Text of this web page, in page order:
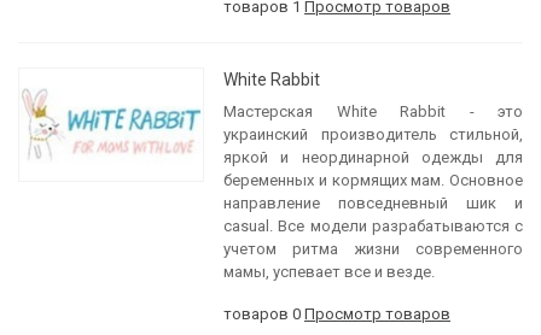
товаров 1 Просмотр товаров
White Rabbit
Мастерская White Rabbit - это
украинский производитель стильной,
яркой и неординарной одежды для
беременных и кормящих мам. Основное
направление повседневный шик и
casual. Все модели разрабатываются с
учетом ритма жизни современного
мамы, успевает все и везде.
товаров 0 Просмотр товаров